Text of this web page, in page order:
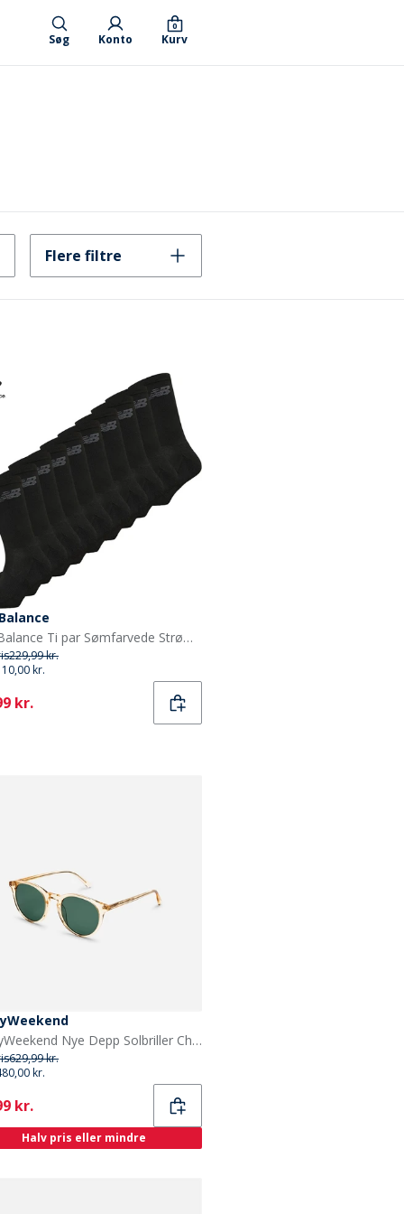
Søg Konto Kurv
0
Flere filtre
New Balance Ti par Sømfarvede Strømpebukser Sort
229,99 kr.
kr.
kr.
MessyWeekend Nye Depp Solbriller Champagne
629,99 kr.
kr.
kr.
Halv pris eller mindre